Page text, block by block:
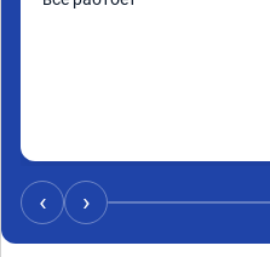
‹ ›